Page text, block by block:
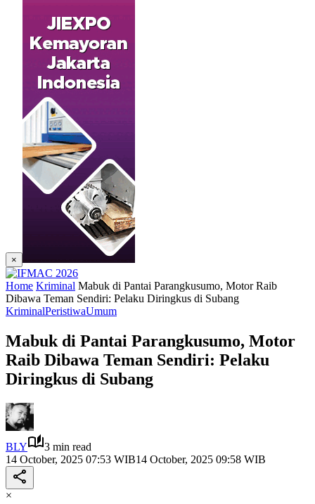
×
Home Kriminal Mabuk di Pantai Parangkusumo, Motor Raib
Dibawa Teman Sendiri: Pelaku Diringkus di Subang
KriminalPeristiwaUmum
Mabuk di Pantai Parangkusumo, Motor
Raib Dibawa Teman Sendiri: Pelaku
Diringkus di Subang
BLY
3 min read
14 October, 2025 07:53 WIB14 October, 2025 09:58 WIB
×